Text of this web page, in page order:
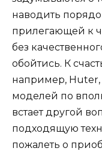
наводить
прилегающей к
без
обойтись. К
например, Huter,
моделей по
встает другой
подходящую
пожалеть о